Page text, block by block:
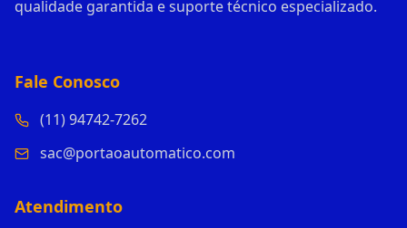
qualidade garantida e suporte técnico especializado.
Fale Conosco
(11) 94742-7262
sac@portaoautomatico.com
Atendimento